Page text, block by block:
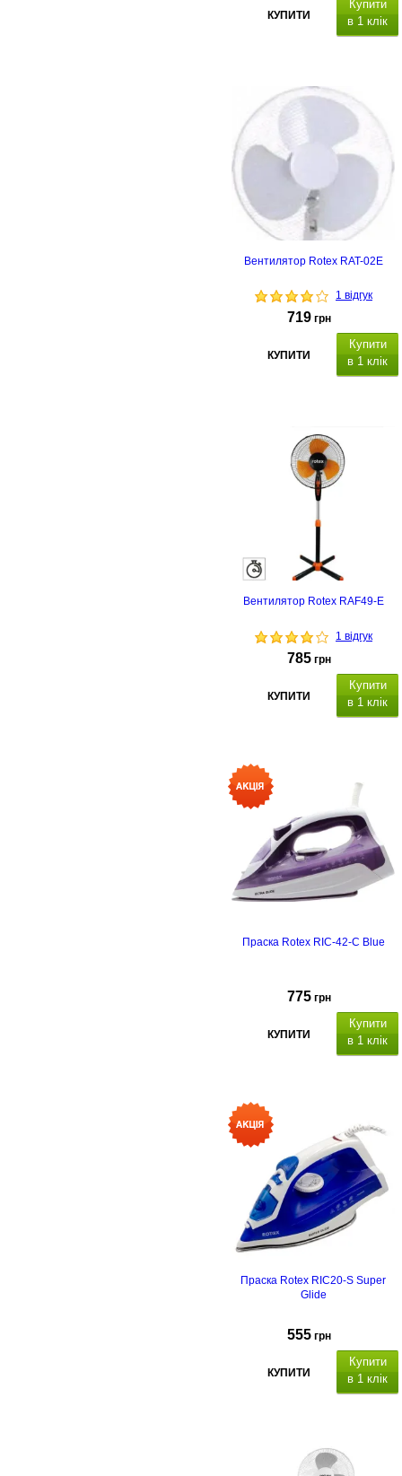
КУПИТИ
Купити
в 1 клік
пульт
Вентилятор Rotex RAT-02E
1 відгук
719 грн
КУПИТИ
Купити
в 1 клік
Вентилятор Rotex RAF49-E
1 відгук
785 грн
КУПИТИ
Купити
в 1 клік
Праска Rotex RIC-42-C Blue
775 грн
КУПИТИ
Купити
в 1 клік
Праска Rotex RIC20-S Super
Glide
555 грн
КУПИТИ
Купити
в 1 клік